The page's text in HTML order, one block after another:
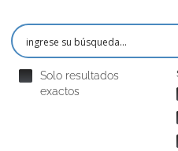
Solo resultados
exactos